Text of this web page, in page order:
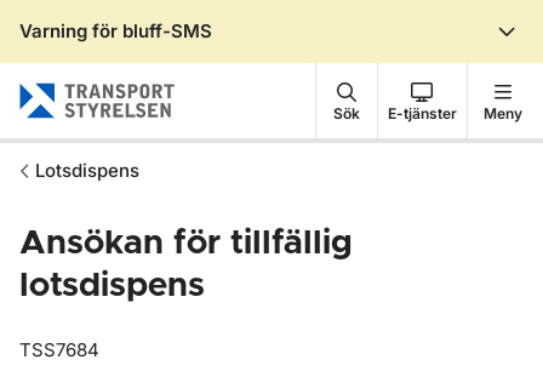
Varning för bluff-SMS
Sök E-tjänster Meny
Lotsdispens
Ansökan för tillfällig
lotsdispens
TSS7684